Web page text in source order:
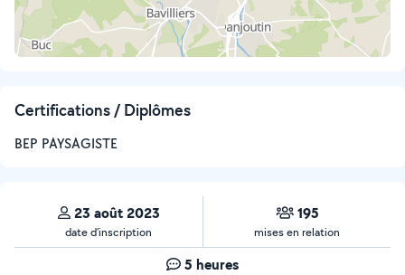
Certifications / Diplômes
BEP PAYSAGISTE
23 août 2023
date d’inscription
195
mises en relation
5 heures